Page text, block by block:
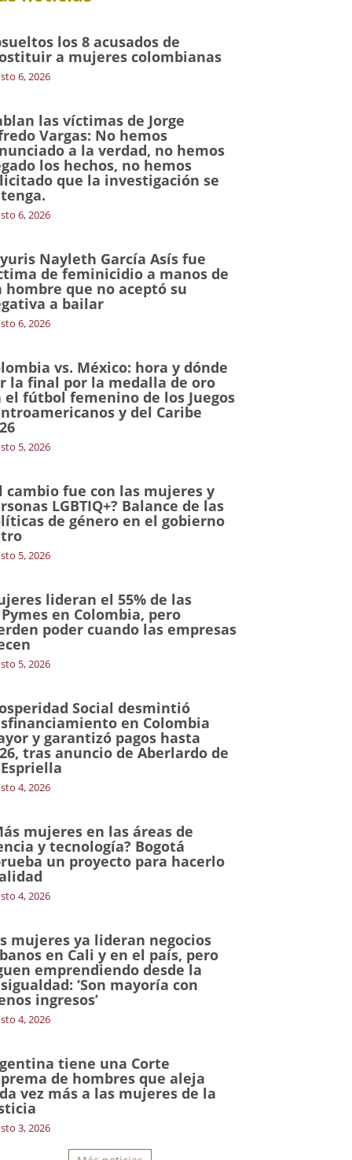
los 8 acusados de
a mujeres colombianas
6, 2026
las víctimas de Jorge
Vargas: No hemos
a la verdad, no hemos
los hechos, no hemos
que la investigación se
6, 2026
Nayleth García Asís fue
de feminicidio a manos de
hombre que no aceptó su
a bailar
6, 2026
vs. México: hora y dónde
la final por la medalla de oro
el fútbol femenino de los Juegos
y del Caribe
5, 2026
cambio fue con las mujeres y
LGBTIQ+? Balance de las
de género en el gobierno
5, 2026
lideran el 55% de las
en Colombia, pero
poder cuando las empresas
5, 2026
Social desmintió
en Colombia
y garantizó pagos hasta
tras anuncio de Aberlardo de
4, 2026
mujeres en las áreas de
y tecnología? Bogotá
un proyecto para hacerlo
4, 2026
mujeres ya lideran negocios
en Cali y en el país, pero
emprendiendo desde la
‘Son mayoría con
ingresos’
4, 2026
tiene una Corte
de hombres que aleja
vez más a las mujeres de la
3, 2026